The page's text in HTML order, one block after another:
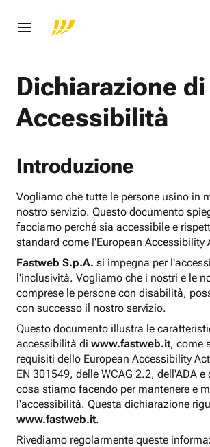
Dichiarazione di
Accessibilità
Introduzione
Vogliamo che tutte le persone usino in
nostro servizio. Questo documento
facciamo perché sia accessibile e
standard come l'European Accessibility
Fastweb S.p.A. si impegna per
l'inclusività. Vogliamo che i nostri e le
comprese le persone con disabilità,
con successo il nostro servizio.
Questo documento illustra le
accessibilità di www.fastweb.it, come
requisiti dello European Accessibility
EN 301549, delle WCAG 2.2, dell'ADA e
cosa stiamo facendo per mantenere e
l'accessibilità. Questa dichiarazione
www.fastweb.it.
Rivediamo regolarmente queste